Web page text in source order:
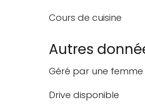
Cours de cuisine
Autres
Géré par une femme
Drive disponible